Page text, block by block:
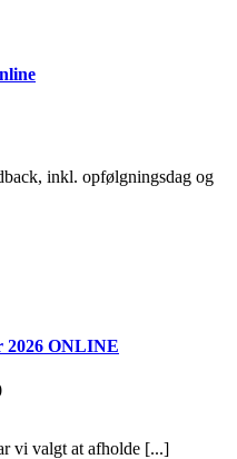
inkl. opfølgningsdag og
2026 ONLINE
vi valgt at afholde [...]